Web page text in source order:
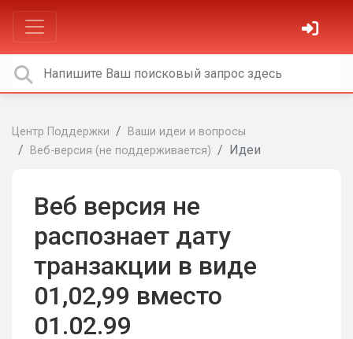
Центр Поддержки
Ваши идеи и вопросы
Веб-версия (не поддерживается)
Идеи
Веб версия не
распознает дату
транзакции в виде
01,02,99 вместо
01.02.99